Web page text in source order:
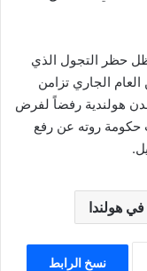
حظر التجول الذي
الجاري تزامن
هولندية رفضاً لفرض
حكومة روته عن رفع
في هولندا
نسخ الرابط